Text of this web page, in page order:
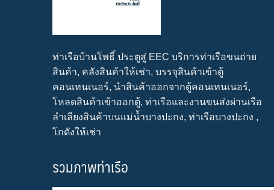
ท่าเรือบ้านโพธิ์ ประตูสู่ EEC บริการท่าเรือขนถ่าย
สินค้า, คลังสินค้าให้เช่า, บรรจุสินค้าเข้าตู้
คอนเทนเนอร์, นำสินค้าออกจากตู้คอนเทนเนอร์,
โหลดสินค้าเข้าออกตู้, ท่าเรือและงานขนส่งผ่านเรือ
ลำเลียงสินค้าบนแม่น้ำบางปะกง, ท่าเรือบางปะกง ,
โกดังให้เช่า
รวมภาพท่าเรือ